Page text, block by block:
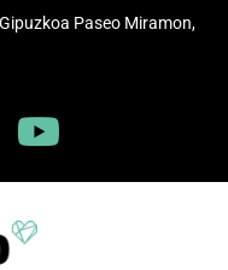
Paseo Miramon,